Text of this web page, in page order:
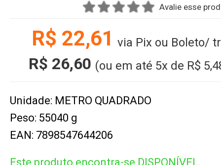
Avalie esse
R$ 22,61 via Pix ou Boleto/
R$ 26,60 (ou em até 5x de R$
Unidade: METRO QUADRADO
Peso: 55040 g
EAN: 7898547644206
Este produto encontra-se DISPONÍVEL.